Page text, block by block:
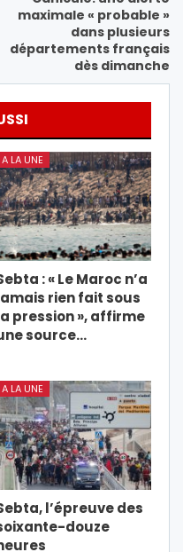
maximale « probable »
dans plusieurs
départements français
dès dimanche
A LA UNE
: « Le Maroc n’a
rien fait sous
pression », affirme
source…
A LA UNE
l’épreuve des
douze